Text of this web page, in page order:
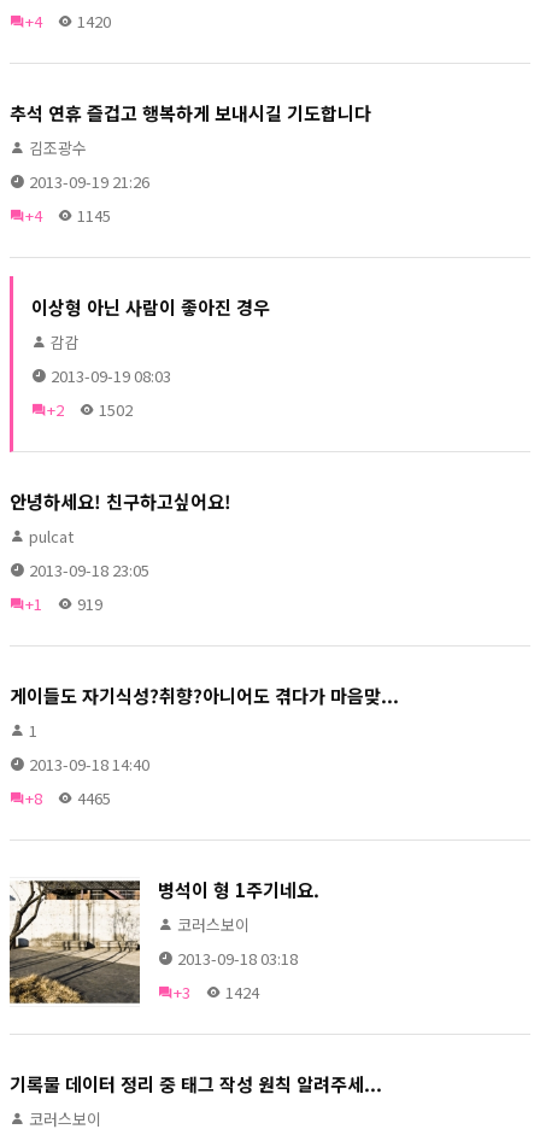
+4 1420
추석 연휴 즐겁고 행복하게 보내시길 기도합니다
김조광수
2013-09-19 21:26
+4
1145
이상형 아닌 사람이 좋아진 경우
감감
2013-09-19 08:03
+2
1502
안녕하세요! 친구하고싶어요!
pulcat
2013-09-18 23:05
+1
919
게이들도 자기식성?취향?아니어도 겪다가 마음맞...
1
2013-09-18 14:40
+8
4465
병석이 형 1주기네요.
코러스보이
2013-09-18 03:18
+3
1424
기록물 데이터 정리 중 태그 작성 원칙 알려주세...
코러스보이